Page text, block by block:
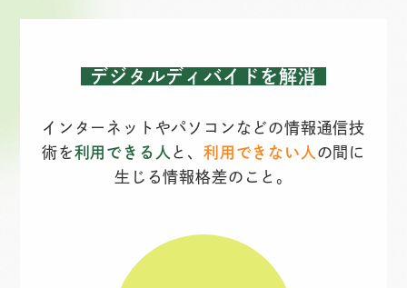
デジタルディバイドを解消
インターネットやパソコンなどの情報通信技
術を利用できる人 と、 利用できない人 の間に
生じる情報格差のこと。